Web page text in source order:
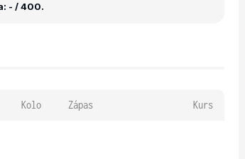
- / 400.
Kolo Zápas Kurs